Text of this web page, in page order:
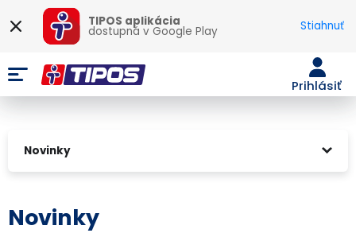
TIPOS aplikácia
dostupná vGoogle Play Stiahnuť
Prihlásiť
Novinky
Novinky